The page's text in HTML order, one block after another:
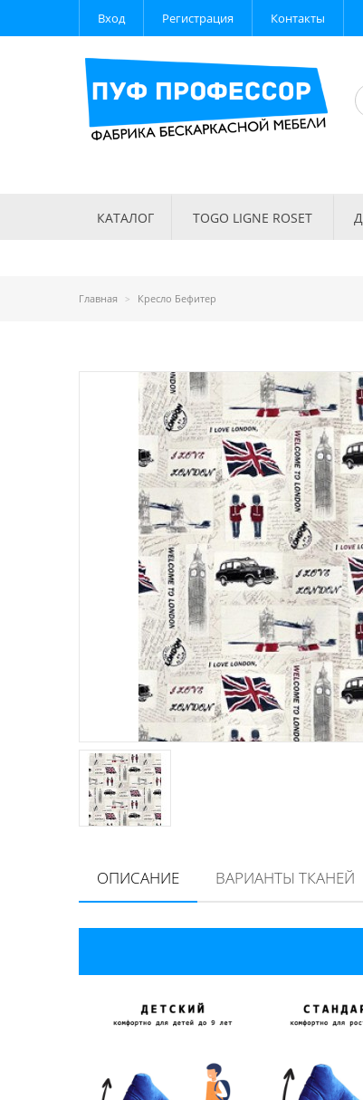
Вход Регистрация Контакты
КАТАЛОГ TOGO LIGNE ROSET
Главная Кресло Бефитер
ОПИСАНИЕ ВАРИАНТЫ ТКАНЕЙ